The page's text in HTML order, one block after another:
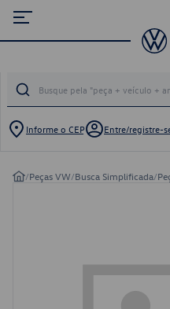
Informe o CEP Entre/registre-
/Peças VW/Busca Simplificada/